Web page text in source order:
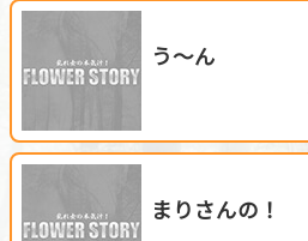
う～ん
まりさんの！